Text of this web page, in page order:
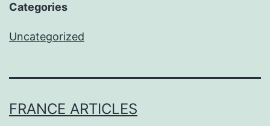
Categories
Uncategorized
FRANCE ARTICLES